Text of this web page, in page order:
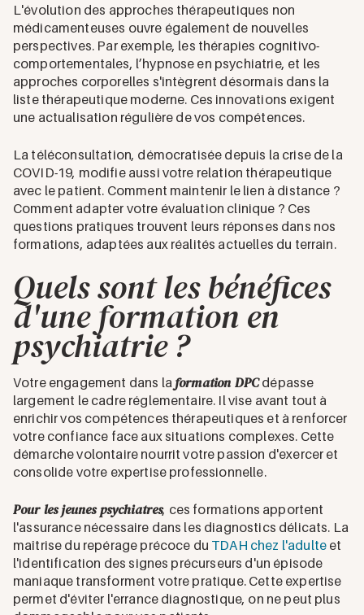
L'évolution des approches thérapeutiques non
médicamenteuses ouvre également de nouvelles
perspectives. Par exemple, les thérapies cognitivo-
comportementales, l’hypnose en psychiatrie, et les
approches corporelles s'intègrent désormais dans la
liste thérapeutique moderne. Ces innovations exigent
une actualisation régulière de vos compétences.
La téléconsultation, démocratisée depuis la crise de la
COVID-19, modifie aussi votre relation thérapeutique
avec le patient. Comment maintenir le lien à distance ?
Comment adapter votre évaluation clinique ? Ces
questions pratiques trouvent leurs réponses dans nos
formations, adaptées aux réalités actuelles du terrain.
Quels sont les bénéfices
d'une formation en
psychiatrie ?
Votre engagement dans la formation DPCdépasse
largement le cadre réglementaire. Il vise avant tout à
enrichir vos compétences thérapeutiques et à renforcer
votre confiance face aux situations complexes. Cette
démarche volontaire nourrit votre passion d'exercer et
consolide votre expertise professionnelle.
Pour les jeunes psychiatres, ces formations apportent
l'assurance nécessaire dans les diagnostics délicats. La
maîtrise du repérage précoce du TDAH chez l'adulte et
l'identification des signes précurseurs d'un épisode
maniaque transforment votre pratique. Cette expertise
permet d'éviter l'errance diagnostique, on ne peut plus